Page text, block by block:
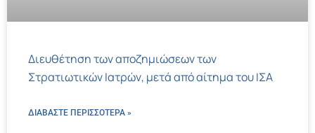
Διευθέτηση των αποζημιώσεων των
Στρατιωτικών Ιατρών, μετά από αίτημα του ΙΣΑ
ΔΙΑΒΑΣΤΕ ΠΕΡΙΣΣΌΤΕΡΑ »